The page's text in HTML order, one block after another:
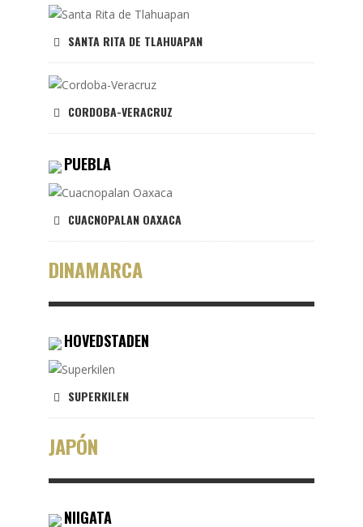
SANTA RITA DE TLAHUAPAN
CORDOBA-VERACRUZ
PUEBLA
CUACNOPALAN OAXACA
DINAMARCA
HOVEDSTADEN
SUPERKILEN
JAPÓN
NIIGATA